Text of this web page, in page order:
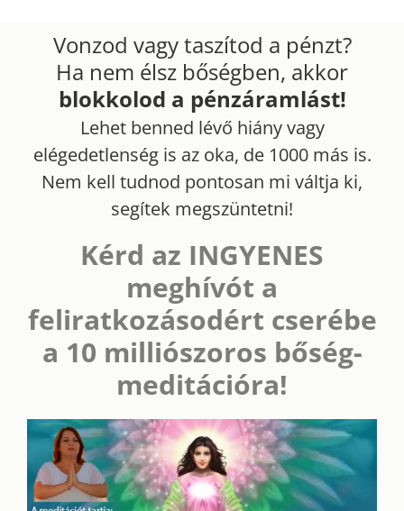
Vonzod vagy taszítod a pénzt?
Ha nem élsz bőségben, akkor
blokkolod a pénzáramlást!
Lehet benned lévő hiány vagy
elégedetlenség is az oka, de 1000 más is.
Nem kell tudnod pontosan mi váltja ki,
segítek megszüntetni!
Kérd az INGYENES
meghívót a
feliratkozásodért cserébe
a 10 milliószoros bőség-
meditációra!